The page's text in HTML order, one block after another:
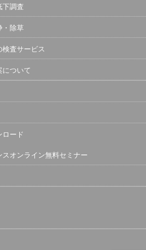
下調査
・除草
査サービス
について
ロード
オンライン無料セミナー